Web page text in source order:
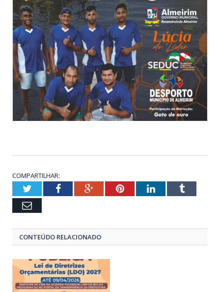
COMPARTILHAR:
TwitterFacebookGoogle+PinterestLinkedInTumblr
Email
CONTEÚDO RELACIONADO